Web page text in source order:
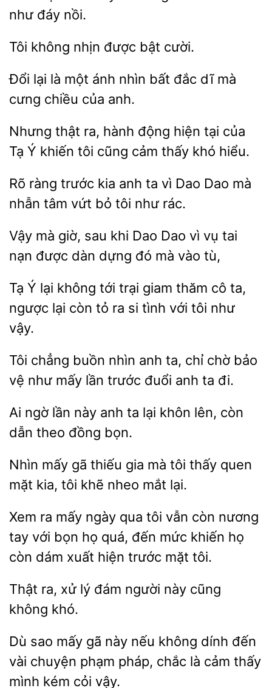
như đáy
không bật cười.
Đổi lại là một ánh bất đắc
mà
cưng
của anh.
Nhưng thật ra, hành động hiện tại của
Tạ Ý khiến
cũng cảm thấy
ràng trước anh ta vì
Dao mà
nhẫn tâm vứt bỏ tôi như rác.
Vậy mà giờ,
khi Dao Dao vì vụ tai
nạn
dàn dựng đó mà vào
Tạ Ý lại không tới trại giam thăm cô ta,
ngược lại còn
ra
với tôi như
vậy.
Tôi chẳng nhìn anh ta,
chờ bảo
vệ như mấy lần trước đuổi
ta đi.
Ai ngờ lần anh
lại khôn lên, còn
theo đồng bọn.
mấy gã thiếu gia mà tôi thấy quen
kia, tôi khẽ nheo
lại.
Xem
mấy ngày qua tôi vẫn còn nương
tay với bọn họ
đến mức khiến họ
còn dám xuất hiện trước mặt
ra, xử đám
này cũng
không khó.
Dù sao mấy gã này nếu không dính đến
vài chuyện
chắc là cảm thấy
mình kém
vậy.